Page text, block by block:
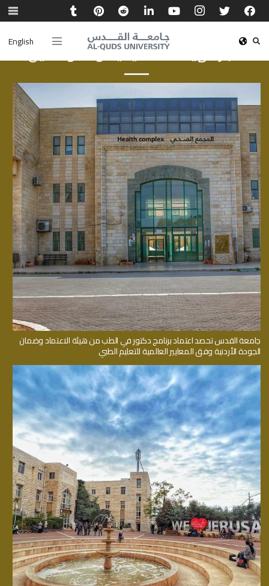
Englishأخبار الهيئة الأكاديمية والموظفين
جامعة القدس تحصد اعتماد برنامج دكتور في الطب من هيئة الاعتماد وضمان
الجودة الأردنية وفق المعايير العالمية للتعليم الطبي